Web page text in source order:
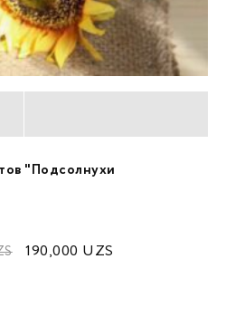
"Подсолнухи
190,000 UZS